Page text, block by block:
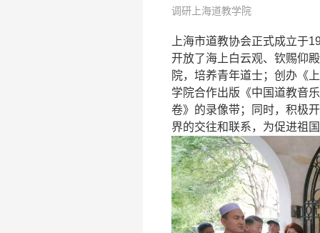
调研上海道教学院
上海市道教协会正式成立于
开放了海上白云观、钦赐仰
院，培养青年道士；创办《
学院合作出版《中国道教音
卷》的录像带；同时，积极
界的交往和联系，为促进祖